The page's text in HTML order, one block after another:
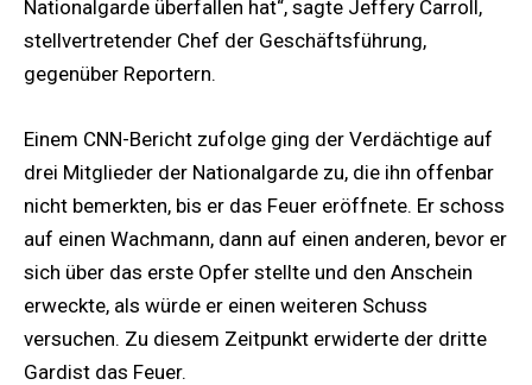
Nationalgarde überfallen hat“, sagte Jeffery Carroll,
stellvertretender Chef der Geschäftsführung,
gegenüber Reportern.
Einem CNN-Bericht zufolge ging der Verdächtige auf
drei Mitglieder der Nationalgarde zu, die ihn offenbar
nicht bemerkten, bis er das Feuer eröffnete. Er schoss
auf einen Wachmann, dann auf einen anderen, bevor er
sich über das erste Opfer stellte und den Anschein
erweckte, als würde er einen weiteren Schuss
versuchen. Zu diesem Zeitpunkt erwiderte der dritte
Gardist das Feuer.